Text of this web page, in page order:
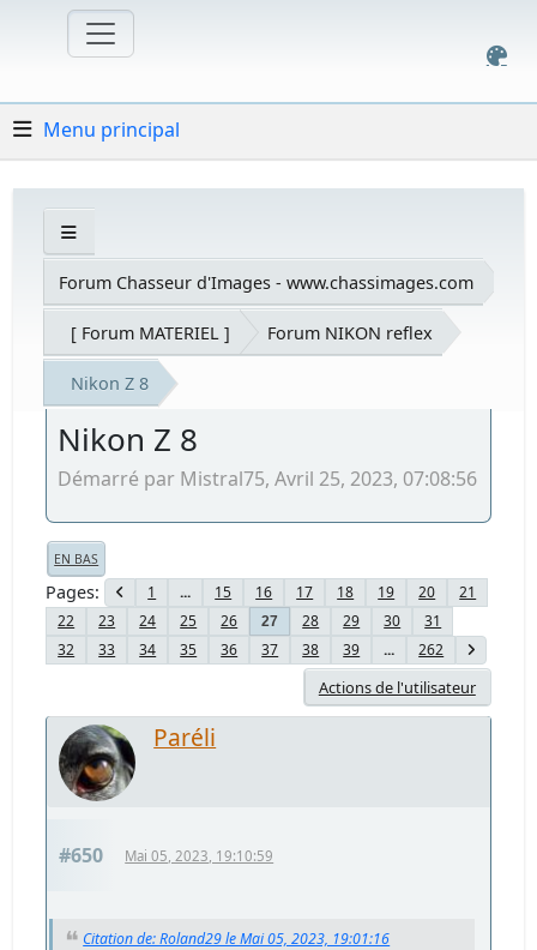
Menu principal
Forum Chasseur d'Images - www.chassimages.com
[ Forum MATERIEL ] Forum NIKON reflex
Nikon Z 8
Nikon Z 8
Démarré par Mistral75, Avril 25, 2023, 07:08:56
EN BAS
Pages 1 ... 15 16 17 18 19 20
21
22
23 24 25 26 27 28 29 30
31
32
33 34 35 36 37 38 39 ... 262
Actions de l'utilisateur
Paréli
#650 Mai 05, 2023, 19:10:59
Citation de: Roland29 le Mai 05, 2023, 19:01:16